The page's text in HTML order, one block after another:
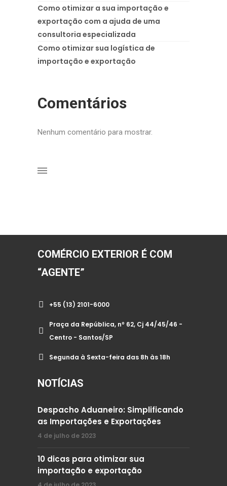
Como otimizar a sua importação e
exportação com a ajuda de uma
consultoria especializada
Como otimizar sua logística de
importação e exportação
Comentários
Nenhum comentário para mostrar.
COMÉRCIO EXTERIOR É COM
“AGENTE”
+55 (13) 2101-6000
Praça da República, nº 62, Cj 44/45/46 -
Centro - Santos/SP
Segunda à Sexta-feira das 8h às 18h
NOTÍCIAS
Despacho Aduaneiro: Simplificando
as Importações e Exportações
4 de julho de 2023
10 dicas para otimizar sua
importação e exportação